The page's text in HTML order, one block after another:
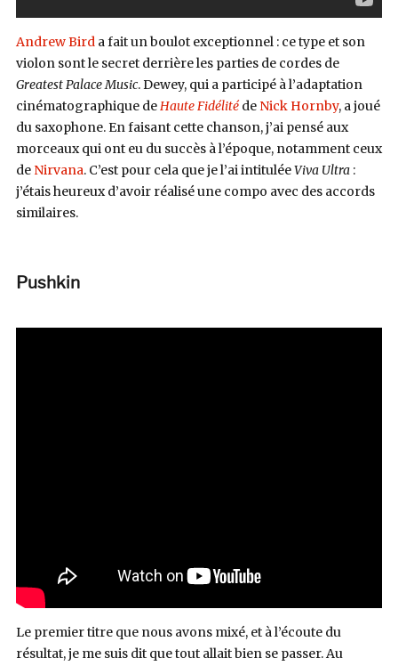
Andrew Birda fait un boulot exceptionnel : ce type et son
violon sont le secret derrière les parties de cordes de
Greatest Palace Music. Dewey, qui a participé à l’adaptation
cinématographique deHaute Fidélité de Nick Hornby, a joué
du saxophone. En faisant cette chanson, j’ai pensé aux
morceaux qui ont eu du succès à l’époque, notamment ceux
de Nirvana. C’est pour cela que je l’ai intituléeViva Ultra:
j’étais heureux d’avoir réalisé une compo avec des accords
similaires.
Pushkin
Le premier titre que nous avons mixé, et à l’écoute du
résultat, je me suis dit que tout allait bien se passer. Au